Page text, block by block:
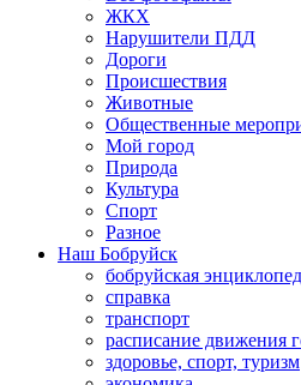
ЖКХ
Нарушители ПДД
Дороги
Происшествия
Животные
Общественные
Мой город
Природа
Культура
Спорт
Разное
Наш Бобруйск
бобруйская
справка
транспорт
расписание движения
здоровье, спорт, туризм